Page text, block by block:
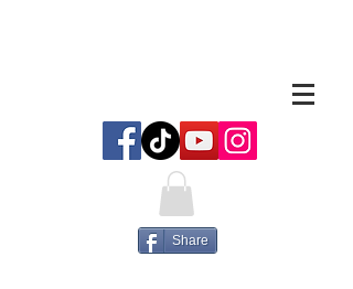
Share